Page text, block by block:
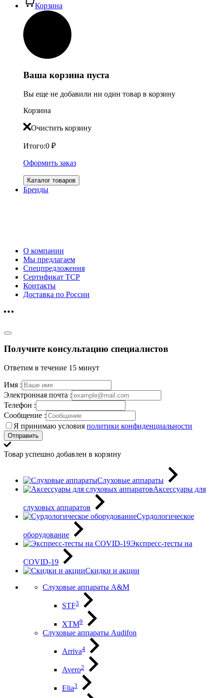
Корзина
Ваша корзина пуста
Вы еще не добавили ни один товар в корзину
Корзина
Очистить корзину
Итого:0 ₽
Оформить заказ
Каталог товаров
Бренды
О компании
Мы предлагаем
Спецпредложения
Сертификат ТСР
Контакты
Доставка по России
Получите консультацию специалистов
Ответим в течение 15 минут
Имя :
Электронная почта :
Телефон :
Сообщение :
Я принимаю условия политики конфиденциальности
Отправить
Товар успешно добавлен в корзину
Слуховые аппараты
Аксессуары для
слуховых аппаратов
Сурдологическое
оборудование
Экспресс-тесты на
COVID-19
Скидки и акции
Слуховые аппараты A&M
STF3
XTM9
Слуховые аппараты Audifon
Arriva4
Avero2
Elia3